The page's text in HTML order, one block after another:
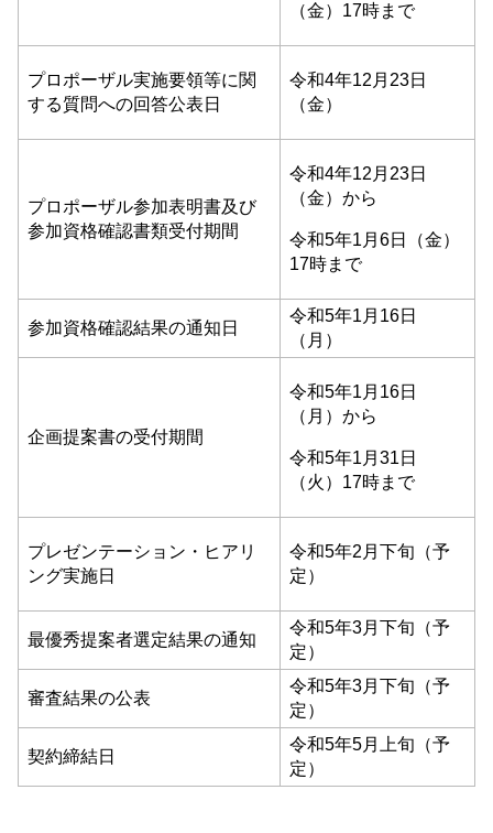
（金）17時まで
プロポーザル実施要領等に関
する質問への回答公表日
令和4年12月23日
（金）
プロポーザル参加表明書及び
参加資格確認書類受付期間
令和4年12月23日
（金）から
令和5年1月6日（金）
17時まで
参加資格確認結果の通知日
令和5年1月16日
（月）
企画提案書の受付期間
令和5年1月16日
（月）から
令和5年1月31日
（火）17時まで
プレゼンテーション・ヒアリ
ング実施日
令和5年2月下旬（予
定）
最優秀提案者選定結果の通知
令和5年3月下旬（予
定）
審査結果の公表
令和5年3月下旬（予
定）
契約締結日
令和5年5月上旬（予
定）